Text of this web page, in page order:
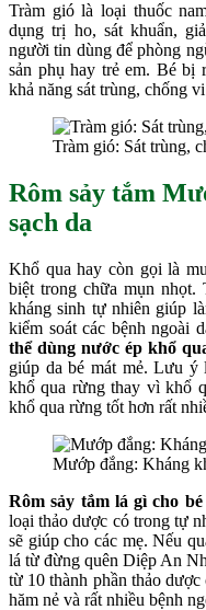
Tràm gió là loại thuốc
dụng trị ho, sát khuẩn,
người tin dùng để phòng
sản phụ hay trẻ em. Bé bị
khả năng sát trùng, chống
Tràm gió: Sát trùng,
Rôm sảy tắm
sạch da
Khổ qua hay còn gọi là
biệt trong chữa mụn nhọt.
kháng sinh tự nhiên giúp
kiểm soát các bệnh ngoài
thể dùng nước ép khổ
giúp da bé mát mẻ. Lưu ý
khổ qua rừng thay vì khổ
khổ qua rừng tốt hơn rất
Mướp đắng: Kháng
Rôm sảy tắm lá gì cho
loại thảo dược có trong tự
sẽ giúp cho các mẹ. Nếu
lá từ đừng quên Diệp An
từ 10 thành phần thảo
hăm nẻ và rất nhiều bệnh